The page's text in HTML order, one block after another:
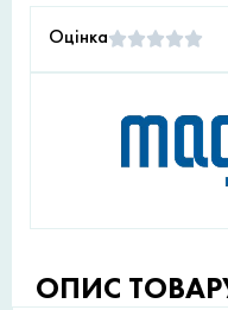
Оцінка
ОПИС